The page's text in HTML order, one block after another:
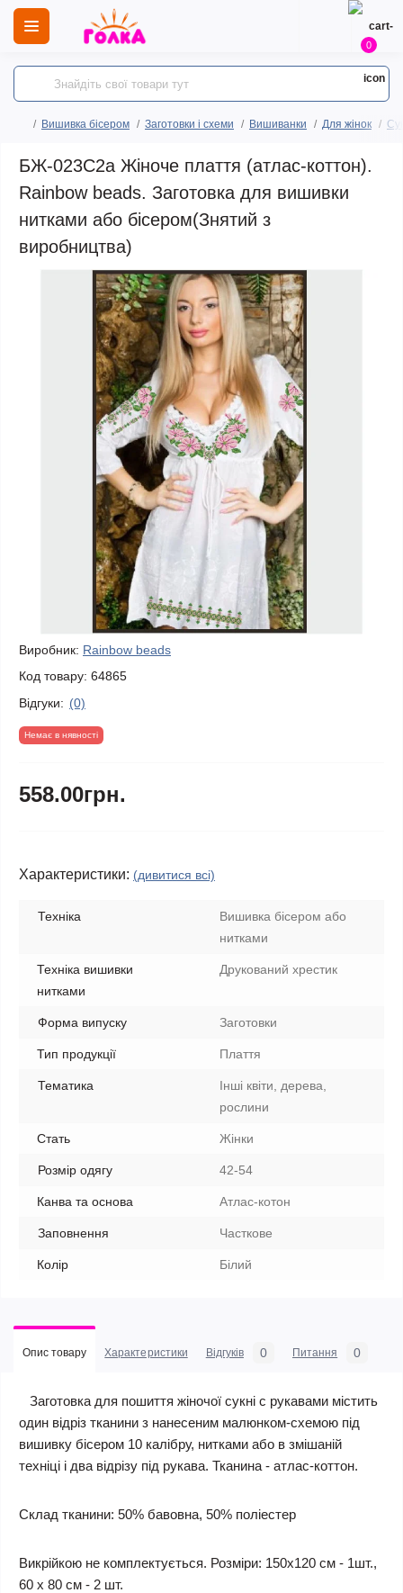
0
Вишивка бісером Заготовки і схеми Вишиванки Для жінок
БЖ-023С2а Жіноче плаття (атлас-коттон).
Rainbow beads. Заготовка для вишивки
нитками або бісером(Знятий з
виробництва)
Виробник: Rainbow beads
Код товару: 64865
Відгуки: (0)
Немає в нявності
558.00грн.
Характеристики: (дивитися всі)
Техніка
Вишивка бісером або
нитками
Техніка вишивки
нитками
Друкований хрестик
Форма випуску Заготовки
Тип продукції Плаття
Тематика
Інші квіти, дерева,
рослини
Стать Жінки
Розмір одягу 42-54
Канва та основа Атлас-котон
Заповнення Часткове
Колір Білий
Опис товару Характеристики Відгуків 0 Питання 0
Заготовка для пошиття жіночої сукні c рукавами містить
один відріз тканини з нанесеним малюнком-схемою під
вишивку бісером 10 калібру, нитками або в змішаній
техніці і два відрізу під рукава. Тканина - атлас-коттон.
Склад тканини: 50% бавовна, 50% поліестер
Викрійкою не комплектується. Розміри: 150х120 см - 1шт.,
60 х 80 см - 2 шт.